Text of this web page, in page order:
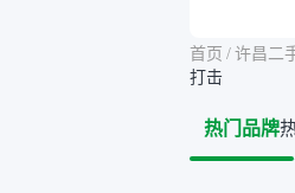
况。我拿
后，自己
台），同
线下看车
首页 / 许昌二
打击
热门品牌